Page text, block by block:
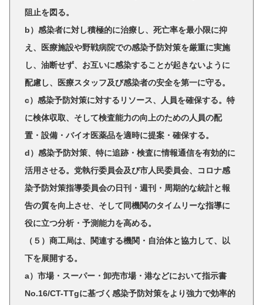
阻止を図る。
b）感染者に対し積極的に治療し、死亡率を最小限に抑
え、医療施設や野戦病院での感染予防対策を厳重に実施
し、油断せず、お互いに感染することが起きないように
配慮し、医療スタッフ及び感染者の安全を第一に守る。
c）感染予防対策に対するリソース、人員を確保する。特
に検体収取、そして検査能力の向上のための人員の配
置・設備・バイオ医薬品を適時に提案・確保する。
d）感染予防対策、特に追跡・検査に情報通信を有効的に
活用させる。党執行委員会及び市人民委員会、コロナ感
染予防対策指導委員会の日刊・週刊・周期的な統計と報
告の質を向上させ、そして同機関のタイムリーな指導に
役に立つ分析・予測能力を高める。
（５）商工局は、関連する機関・自治体と協力して、以
下を展開する。
a）市場・スーパー・卸売市場・港などにおいて指示書
No.16/CT-TTgに基づく感染予防対策をより強力で効率的